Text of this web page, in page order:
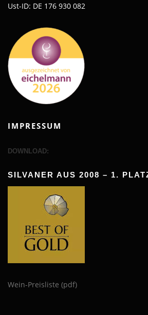
Ust-ID: DE 176 930 082
IMPRESSUM
DOWNLOAD:
SILVANER AUS 2008 – 1.
Wein-Preisliste (pdf)